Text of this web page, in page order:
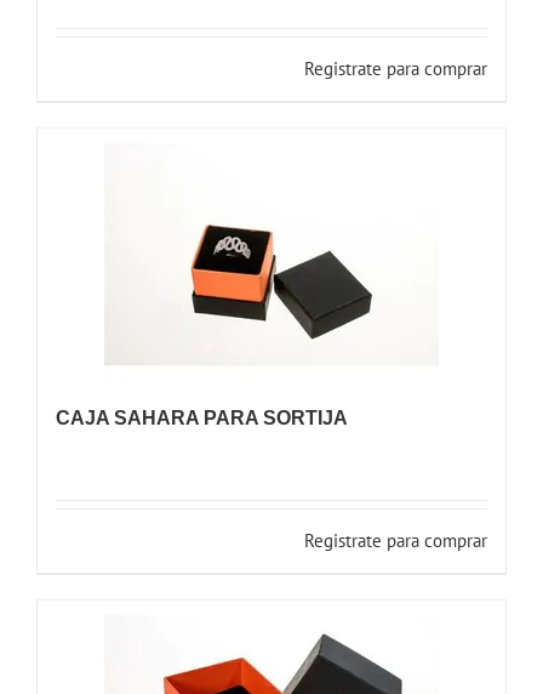
Registrate para comprar
CAJA SAHARA PARA SORTIJA
Registrate para comprar